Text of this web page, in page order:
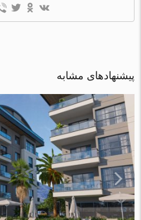
پیشنهادهای مشابه